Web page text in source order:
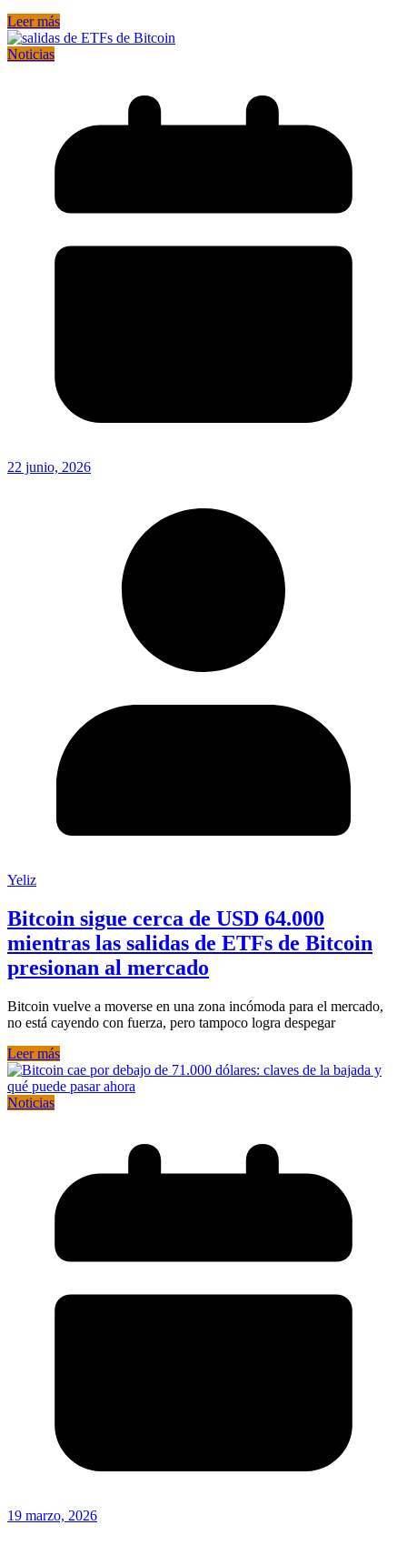
Leer más
Noticias
22 junio, 2026
Yeliz
Bitcoin sigue cerca de USD 64.000
mientras las salidas de ETFs de Bitcoin
presionan al mercado
Bitcoin vuelve a moverse en una zona incómoda para el mercado,
no está cayendo con fuerza, pero tampoco logra despegar
Leer más
Noticias
19 marzo, 2026